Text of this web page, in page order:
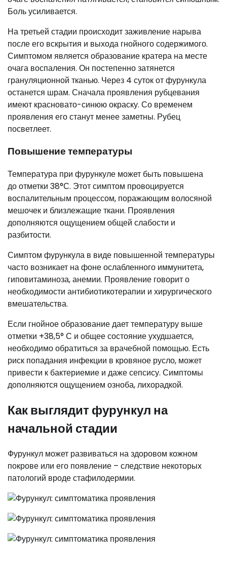
Боль усиливается.
На третьей стадии происходит заживление нарыва
после его вскрытия и выхода гнойного содержимого.
Симптомом является образование кратера на месте
очага воспаления. Он постепенно затянется
грануляционной тканью. Через 4 суток от фурункула
останется шрам. Сначала проявления рубцевания
имеют красновато-синюю окраску. Со временем
проявления его станут менее заметны. Рубец
посветлеет.
Повышение температуры
Температура при фурункуле может быть повышена
до отметки 38°С. Этот симптом провоцируется
воспалительным процессом, поражающим волосяной
мешочек и близлежащие ткани. Проявления
дополняются ощущением общей слабости и
разбитости.
Симптом фурункула в виде повышенной температуры
часто возникает на фоне ослабленного иммунитета,
гиповитаминоза, анемии. Проявление говорит о
необходимости антибиотикотерапии и хирургического
вмешательства.
Если гнойное образование дает температуру выше
отметки +38,5° С и общее состояние ухудшается,
необходимо обратиться за врачебной помощью. Есть
риск попадания инфекции в кровяное русло, может
привести к бактериемие и даже сепсису. Симптомы
дополняются ощущением озноба, лихорадкой.
Как выглядит фурункул на
начальной стадии
Фурункул может развиваться на здоровом кожном
покрове или его появление – следствие некоторых
патологий вроде стафилодермии.